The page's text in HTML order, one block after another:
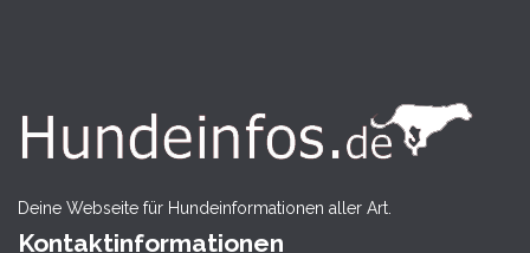
Deine Webseite für Hundeinformationen aller Art.
Kontaktinformationen